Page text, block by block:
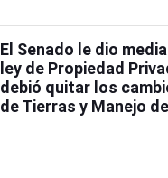
El Senado le dio
ley de Propiedad
debió quitar los
de Tierras y Manejo